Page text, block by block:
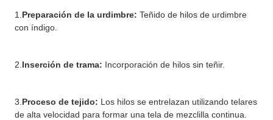
1. Preparación de la urdimbre: Teñido de hilos de urdimbre
con índigo.
2. Inserción de trama: Incorporación de hilos sin teñir.
3. Proceso de tejido: Los hilos se entrelazan utilizando telares
de alta velocidad para formar una tela de mezclilla continua.